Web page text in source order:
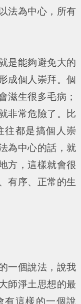
法為中心，所有
能夠避免大的
成個人崇拜。個
滋生很多毛病；
非常危險了。比
往都是搞個人崇
為中心的話，就
方，這樣就會很
有序、正常的生
一個說法，說我
師淨土思想的最
有這樣的一個說